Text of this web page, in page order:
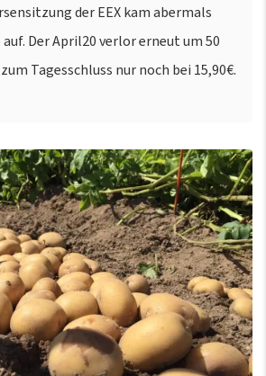
der EEX kam abermals
auf. Der April20 verlor erneut um 50
Tagesschluss nur noch bei 15,90€.